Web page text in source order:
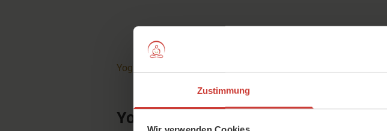
Zustimmung
YogaMeHome - Dein Online-Yogastudio für zuhause
Yoga, das wirklich in Dein Leben passt